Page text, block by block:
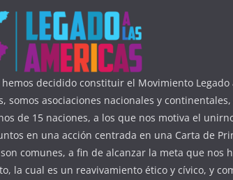
hemos decidido constituir el Movimiento Legado
somos asociaciones nacionales y
de 15 naciones, a los que nos motiva el
en una acción centrada en una Carta de
comunes, a fin de alcanzar la meta que nos
la cual es un reavivamiento ético y cívico, y